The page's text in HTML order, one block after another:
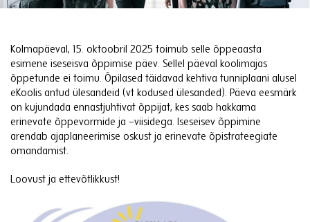
Kolmapäeval, 15. oktoobril 2025 toimub selle õppeaasta
esimene iseseisva õppimise päev. Sellel päeval koolimajas
õppetunde ei toimu. Õpilased täidavad kehtiva tunniplaani alusel
eKoolis antud ülesandeid (vt kodused ülesanded). Päeva eesmärk
on kujundada ennastjuhtivat õppijat, kes saab hakkama
erinevate õppevormide ja –viisidega. Iseseisev õppimine
arendab ajaplaneerimise oskust ja erinevate õpistrateegiate
omandamist.
Loovust ja ettevõtlikkust!